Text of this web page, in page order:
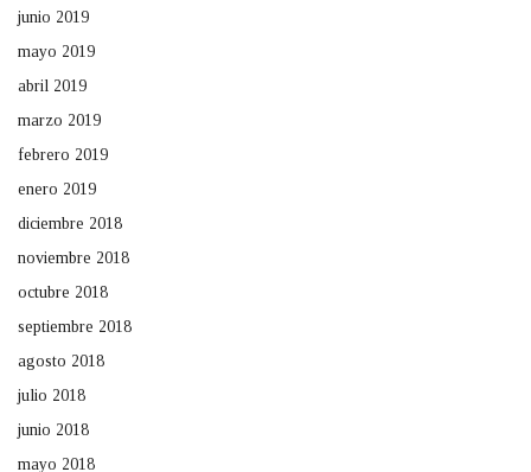
junio 2019
mayo 2019
abril 2019
marzo 2019
febrero 2019
enero 2019
diciembre 2018
noviembre 2018
octubre 2018
septiembre 2018
agosto 2018
julio 2018
junio 2018
mayo 2018